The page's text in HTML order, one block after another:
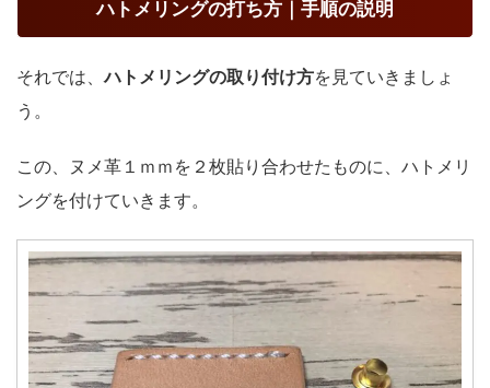
ハトメリングの打ち方｜手順の説明
それでは、ハトメリングの取り付け方を見ていきましょ
う。
この、ヌメ革１ｍｍを２枚貼り合わせたものに、ハトメリ
ングを付けていきます。